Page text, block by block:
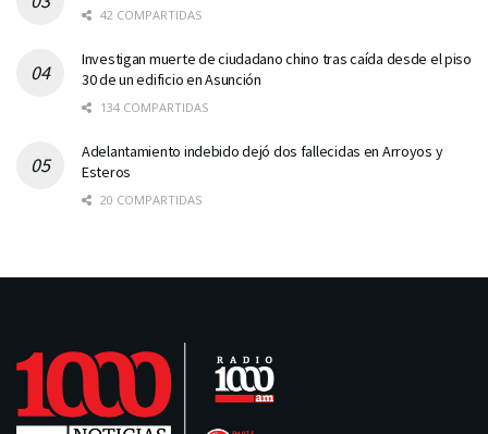
42 COMPARTIDAS
Investigan muerte de ciudadano chino tras caída desde el piso
30 de un edificio en Asunción
134 COMPARTIDAS
Adelantamiento indebido dejó dos fallecidas en Arroyos y
Esteros
20 COMPARTIDAS